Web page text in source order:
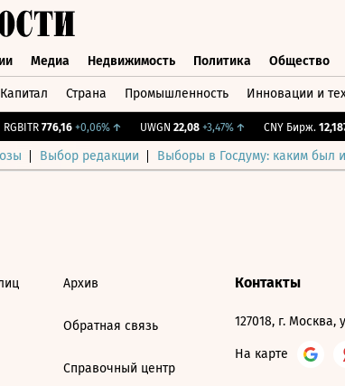
Медиа Недвижимость Политика Общество
Капитал Страна Промышленность Инновации и
RGBITR 776,16 +0,06%↑ UWGN 22,08 +3,47%↑ CNY Бирж. 12,187
Выбор редакции Выборы в Госдуму: каким был
Архив
Обратная связь
Справочный центр
Контакты
127018, г. Москва,
На карте